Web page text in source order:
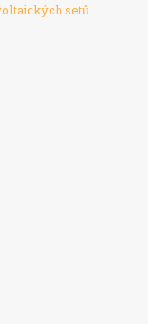
setů